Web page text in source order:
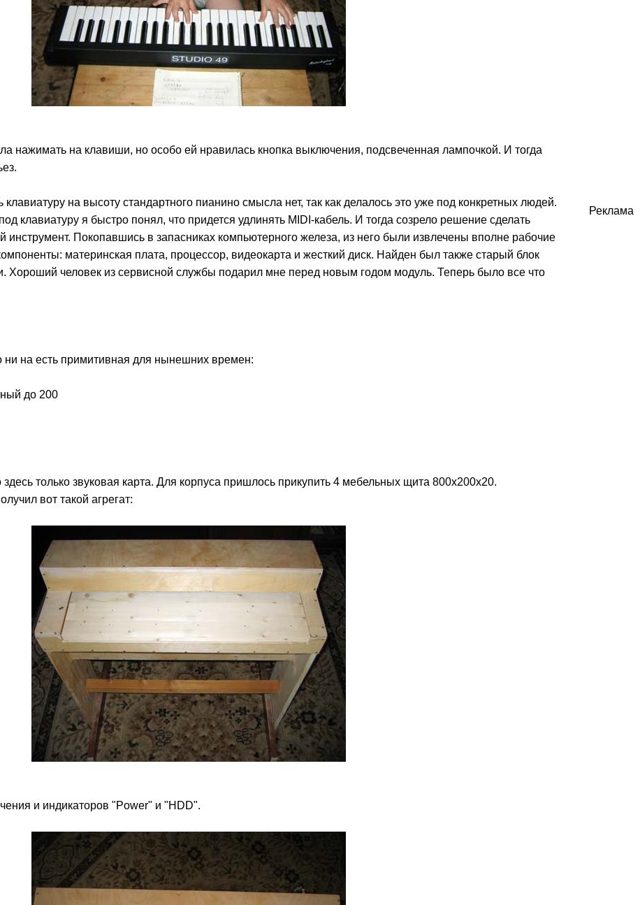
нажимать на клавиши, но особо ей нравилась кнопка выключения, подсвеченная лампочкой. И тогда
на высоту стандартного пианино смысла нет, так как делалось это уже под конкретных людей.
клавиатуру я быстро понял, что придется удлинять MIDI-кабель. И тогда созрело решение сделать
Покопавшись в запасниках компьютерного железа, из него были извлечены вполне рабочие
материнская плата, процессор, видеокарта и жесткий диск. Найден был также старый блок
Хороший человек из сервисной службы подарил мне перед новым годом модуль. Теперь было все что
ни на есть примитивная для нынешних времен:
до 200
только звуковая карта. Для корпуса пришлось прикупить 4 мебельных щита 800х200х20.
вот такой агрегат:
и индикаторов "Power" и "HDD".
Реклама